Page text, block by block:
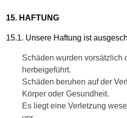
15. HAFTUNG
15.1. Unsere Haftung ist
Schäden wurden vorsätzlich
herbeigeführt.
Schäden beruhen auf der
Körper oder Gesundheit.
Es liegt eine Verletzung